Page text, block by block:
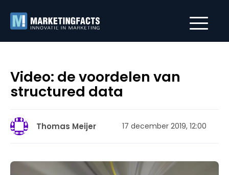
Video: de voordelen van
structured data
Thomas Meijer 17 december 2019, 12:00